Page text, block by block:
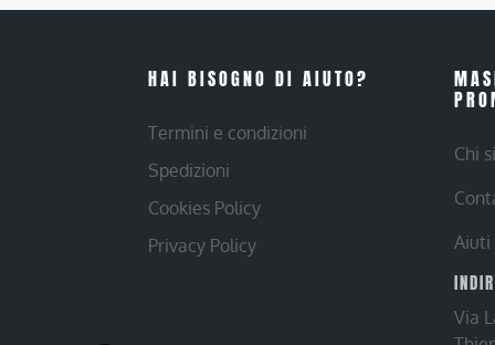
HAI BISOGNO DI AIUTO?
Termini e condizioni
Spedizioni
Cookies Policy
Privacy Policy
Chi
Aiuti
Via